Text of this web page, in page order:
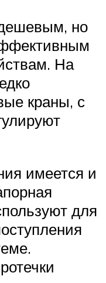
но
На
краны, с
имеется и
для